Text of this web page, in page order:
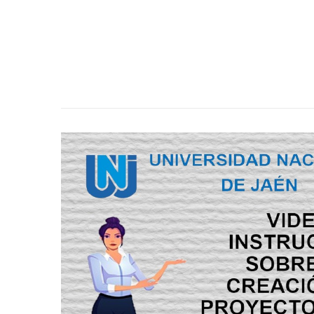
29 de agosto de 2025
VIDEO INSTRUCTIVO PARA
PROYECTOS Y